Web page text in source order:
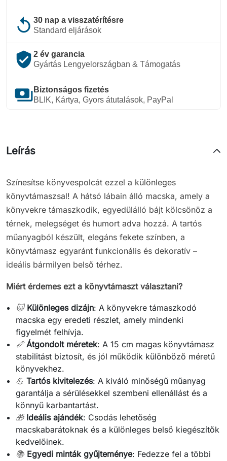
replay 30 nap a visszatérítésre
Standard eljárások
verified_user 2 év garancia
Gyártás Lengyelországban & Támogatás
payments Biztonságos fizetés
BLIK, Kártya, Gyors átutalások, PayPal
Leírás
Színesítse könyvespolcát ezzel a különleges
könyvtámaszsal! A hátsó lábain álló macska, amely a
könyvekre támaszkodik, egyedülálló bájt kölcsönöz a
térnek, melegséget és humort adva hozzá. A tartós
műanyagból készült, elegáns fekete színben, a
könyvtámasz egyaránt funkcionális és dekoratív –
ideális bármilyen belső térhez.
Miért érdemes ezt a könyvtámaszt választani?
🐱 Különleges dizájn: A könyvekre támaszkodó
macska egy eredeti részlet, amely mindenki
figyelmét felhívja.
📏 Átgondolt méretek: A 15 cm magas könyvtámasz
stabilitást biztosít, és jól működik különböző méretű
könyvekhez.
💪 Tartós kivitelezés: A kiváló minőségű műanyag
garantálja a sérülésekkel szembeni ellenállást és a
könnyű karbantartást.
🎁 Ideális ajándék: Csodás lehetőség
macskabarátoknak és a különleges belső kiegészítők
kedvelőinek.
📚 Egyedi minták gyűjteménye: Fedezze fel a többi